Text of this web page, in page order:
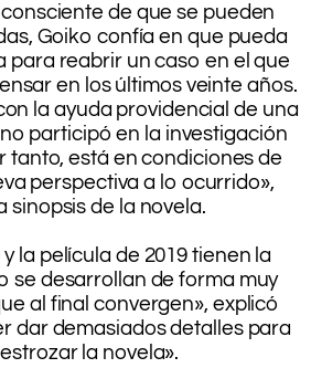
de que se pueden
Goiko confía en que pueda
para reabrir un caso en el que
en los últimos veinte años.
la ayuda providencial de una
participó en la investigación
tanto, está en condiciones de
perspectiva a lo ocurrido»,
sinopsis de la novela.
y la película de 2019 tienen la
se desarrollan de forma muy
al final convergen», explicó
dar demasiados detalles para
la novela».